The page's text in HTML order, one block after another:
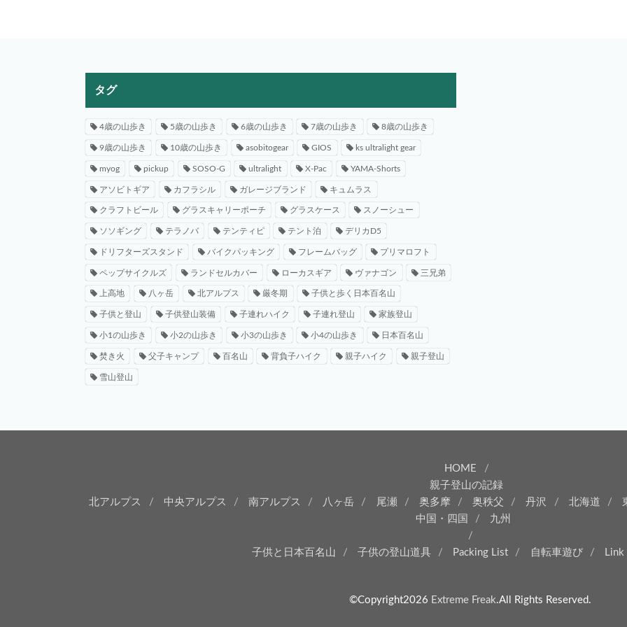
タグ
4歳の山歩き 5歳の山歩き 6歳の山歩き 7歳の山歩き 8歳の山歩き
9歳の山歩き 10歳の山歩き asobitogear GIOS ks ultralight gear
myog pickup SOSO-G ultralight X-Pac YAMA-Shorts
アソビトギア カフラシル ガレージブランド キュムラス
クラフトビール グラスキャリーポーチ グラスケース スノーシュー
ソソギング テラノバ テンティピ テント泊 デリカD5
ドリフターズスタンド バイクパッキング フレームバッグ プリマロフト
ペップサイクルズ ランドセルカバー ローカスギア ヴァナゴン 三兄弟
上高地 八ヶ岳 北アルプス 厳冬期 子供と歩く日本百名山
子供と登山 子供登山装備 子連れハイク 子連れ登山 家族登山
小1の山歩き 小2の山歩き 小3の山歩き 小4の山歩き 日本百名山
焚き火 父子キャンプ 百名山 背負子ハイク 親子ハイク 親子登山
雪山登山
HOME
親子登山の記録
北アルプス
中央アルプス 南アルプス 八ヶ岳 尾瀬 奥多摩 奥秩父 丹沢 北海道
中国・四国
九州
子供と日本百名山 子供の登山道具 Packing List 自転車遊び Link
©Copyright2026 Extreme Freak.All Rights Reserved.